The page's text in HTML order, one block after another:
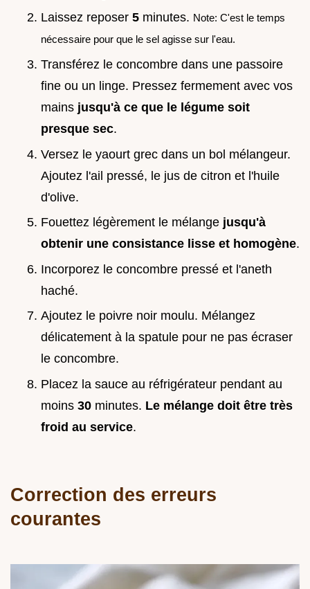
Laissez reposer 5 minutes. Note: C'est le temps
nécessaire pour que le sel agisse sur l'eau.
Transférez le concombre dans une passoire
fine ou un linge. Pressez fermement avec vos
mains jusqu'à ce que le légume soit
presque sec.
Versez le yaourt grec dans un bol mélangeur.
Ajoutez l'ail pressé, le jus de citron et l'huile
d'olive.
Fouettez légèrement le mélange jusqu'à
obtenir une consistance lisse et homogène.
Incorporez le concombre pressé et l'aneth
haché.
Ajoutez le poivre noir moulu. Mélangez
délicatement à la spatule pour ne pas écraser
le concombre.
Placez la sauce au réfrigérateur pendant au
moins 30 minutes. Le mélange doit être très
froid au service.
Correction des erreurs
courantes